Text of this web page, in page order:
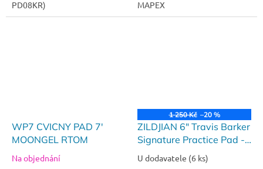
PD08KR)
MAPEX
WP7 CVICNY PAD 7'
MOONGEL RTOM
Na objednání
1 250 Kč –20 %
ZILDJIAN 6" Travis Barker
Signature Practice Pad -
Tréninkový pad
U dodavatele (6 ks)